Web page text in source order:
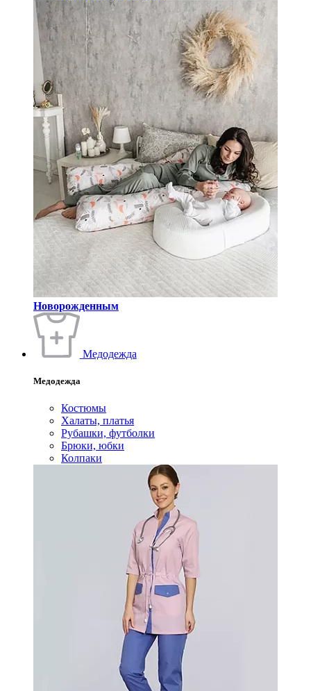
Новорожденным
Медодежда
Медодежда
Костюмы
Халаты, платья
Рубашки, футболки
Брюки, юбки
Колпаки